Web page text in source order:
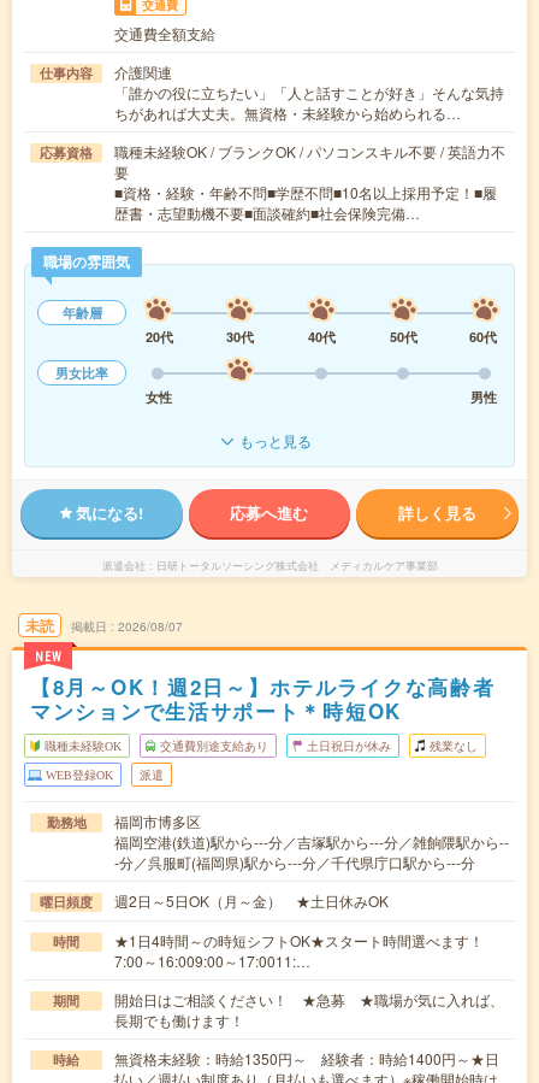
交通費
交通費全額支給
仕事内容
介護関連
「誰かの役に立ちたい」「人と話すことが好き」そんな気持
ちがあれば大丈夫。無資格・未経験から始められる…
応募資格
職種未経験OK / ブランクOK / パソコンスキル不要 / 英語力不
要
■資格・経験・年齢不問■学歴不問■10名以上採用予定！■履
歴書・志望動機不要■面談確約■社会保険完備…
職場の雰囲気
年齢層
20代
30代 40代 50代
60代
男女比率
女性
男性
もっと見る
気になる! 応募へ進む 詳しく見る
派遣会社 日研トータルソーシング株式会社 メディカルケア事業部
未読
NEW
掲載日 2026/08/07
【8月～OK！週2日～】ホテルライクな高齢者
マンションで生活サポート＊時短OK
職種未経験OK 交通費別途支給あり 土日祝日が休み 残業なし
WEB登録OK 派遣
勤務地
福岡市博多区
福岡空港(鉄道)駅から---分／吉塚駅から---分／雑餉隈駅から--
-分／呉服町(福岡県)駅から---分／千代県庁口駅から---分
曜日頻度 週2日～5日OK（月～金） ★土日休みOK
時間
★1日4時間～の時短シフトOK★スタート時間選べます！
7:00～16:009:00～17:0011:…
期間
開始日はご相談ください！ ★急募 ★職場が気に入れば、
長期でも働けます！
時給
無資格未経験：時給1350円～ 経験者：時給1400円～★日
払い／週払い制度あり（月払いも選べます）※稼働開始時は